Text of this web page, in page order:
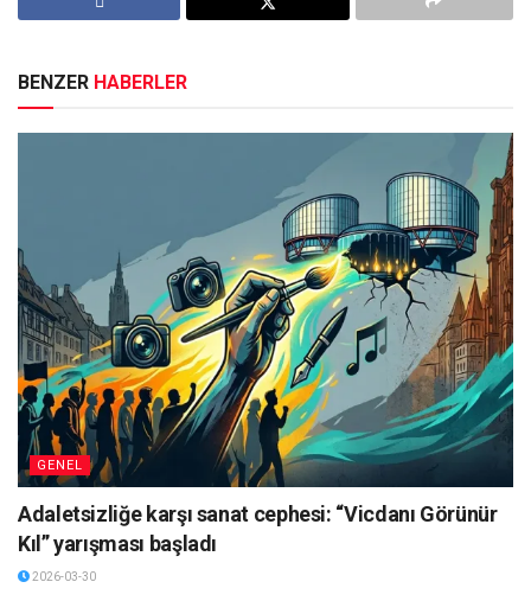
BENZER HABERLER
GENEL
Adaletsizliğe karşı sanat cephesi: “Vicdanı Görünür
Kıl” yarışması başladı
2026-03-30